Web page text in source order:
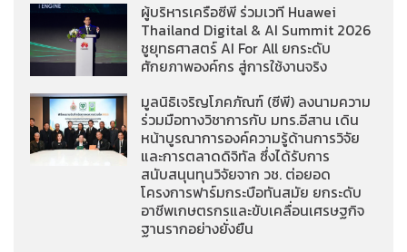
ผู้บริหารเครือซีพี ร่วมเวที Huawei
Thailand Digital & AI Summit 2026
ชูยุทธศาสตร์ AI For All ยกระดับ
ศักยภาพองค์กร สู่การใช้งานจริง
มูลนิธิเจริญโภคภัณฑ์ (ซีพี) ลงนามความ
ร่วมมือทางวิชาการกับ มทร.อีสาน เดิน
หน้าบูรณาการองค์ความรู้ด้านการวิจัย
และการตลาดดิจิทัล ซึ่งได้รับการ
สนับสนุนทุนวิจัยจาก วช. ต่อยอด
โครงการฟาร์มกระบือทันสมัย ยกระดับ
อาชีพเกษตรกรและขับเคลื่อนเศรษฐกิจ
ฐานรากอย่างยั่งยืน